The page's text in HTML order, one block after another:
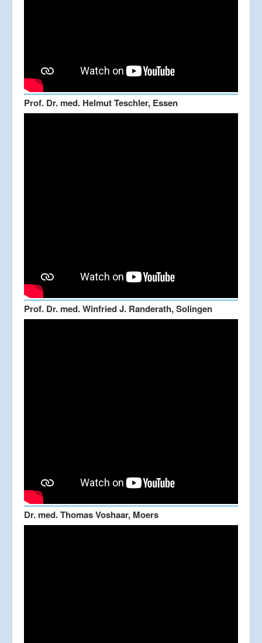
Prof. Dr. med. Helmut Teschler, Essen
Prof. Dr. med. Winfried J. Randerath, Solingen
Dr. med. Thomas Voshaar, Moers